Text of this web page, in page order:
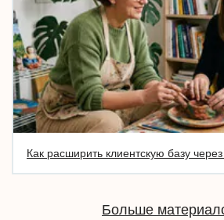
Как расширить клиентскую базу
Больше